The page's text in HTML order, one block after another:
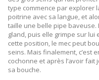
type commence par explorer
poitrine avec sa langue, et
taille une belle pipe baveuse.
gland, puis elle grimpe sur lui
cette position, le mec peut
seins. Mais finalement, c’est
cochonne et après l’avoir
sa bouche.